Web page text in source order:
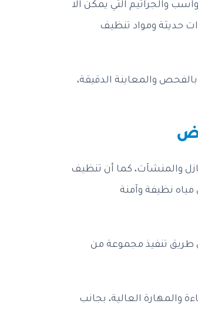
والجراثيم التي يمكن ألا
حديثة ومواد تنظيف
بالفحص والمعاينة الدقيقة،
والمنشآت، كما أن تنظيف
نظيفة وآمنة
طريق تنفيذ مجموعة من
والمهارة العالية، بجانب